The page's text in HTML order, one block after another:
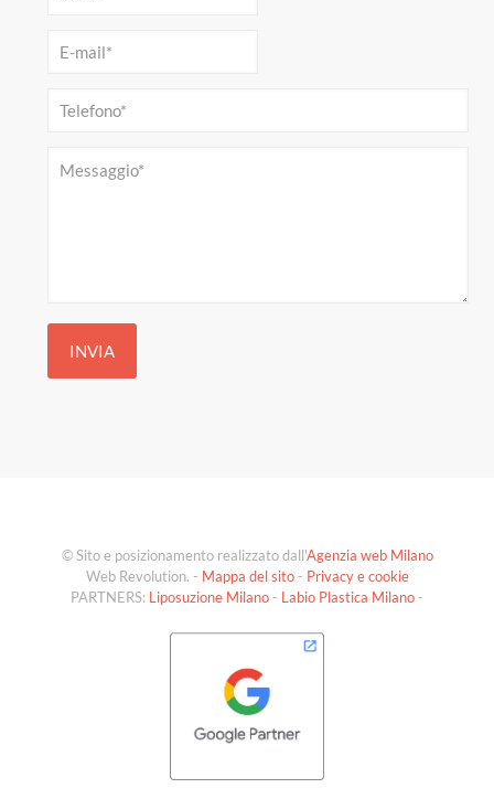
© Sito e posizionamento realizzato dall'Agenzia web Milano
Web Revolution. - Mappa del sito- Privacy e cookie
PARTNERS: Liposuzione Milano- Labio Plastica Milano-